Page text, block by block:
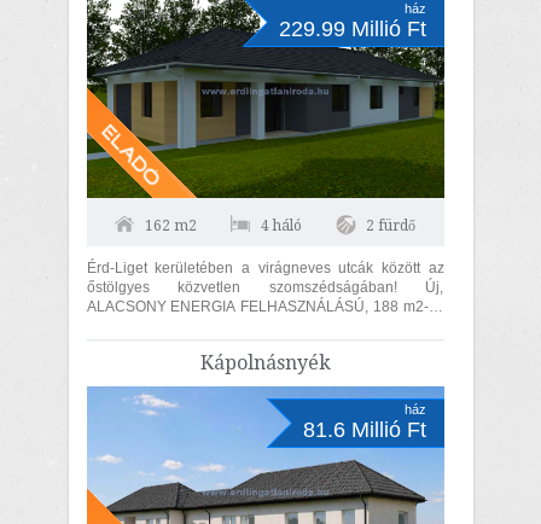
ház
229.99 Millió Ft
162 m2 4 háló 2 fürdő
Érd-Liget kerületében a virágneves utcák között az
őstölgyes közvetlen szomszédságában! Új,
ALACSONY ENERGIA FELHASZNÁLÁSÚ, 188 m2-es
Kápolnásnyék
ház
81.6 Millió Ft